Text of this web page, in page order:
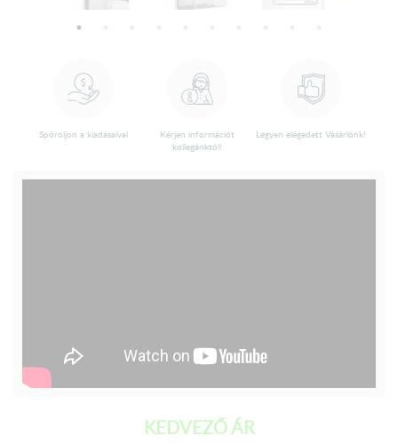
Spóroljon a kiadásaival
Kérjen információt
kollegánktól!
Legyen elégedett Vásárlónk!
KEDVEZŐ ÁR